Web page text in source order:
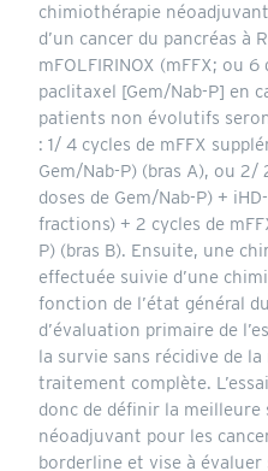
chimiothérapie
d’un cancer du pancréas à
mFOLFIRINOX (mFFX; ou
paclitaxel [Gem/Nab-P] en
patients non évolutifs
: 1/ 4 cycles de mFFX
Gem/Nab-P) (bras A), ou 2/
doses de Gem/Nab-P) +
fractions) + 2 cycles de
P) (bras B). Ensuite, une
effectuée suivie d’une
fonction de l’état général
d’évaluation primaire de
la survie sans récidive de
traitement complète.
donc de définir la
néoadjuvant pour les
borderline et vise à évaluer